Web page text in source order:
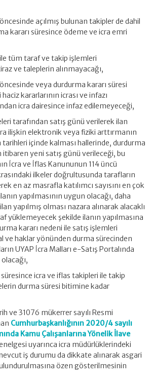
açılmış bulunan takipler de dahil
kararı süresince ödeme ve icra emri
tüm taraf ve takip işlemleri
ve taleplerin alınmayacağı,
veya durdurma kararı süresi
kararlarının icrası ve infazı
icra dairesince infaz edilemeyeceği,
tarafından satış günü verilerek ilan
ilişkin elektronik veya fiziki arttırmanın
içinde kalması hallerinde, durdurma
itibaren yeni satış günü verileceği, bu
İcra ve İflas Kanununun 114 üncü
ilkeler doğrultusunda tarafların
en az masrafla katılımcı sayısını en çok
yapılmasının uygun olacağı, daha
yapılmış olması nazara alınarak alacaklı
yüklemeyecek şekilde ilanın yapılmasına
kararı nedeni ile satış işlemleri
ve haklar yönünden durma sürecinden
UYAP İcra Malları e-Satış Portalında
icra ve iflas takipleri ile takip
durma süresi bitimine kadar
ve 31076 mükerrer sayılı Resmi
Cumhurbaşkanlığının 2020/4 sayılı
Kamu Çalışanlarına Yönelik İlave
uyarınca icra müdürlüklerindeki
iş durumu da dikkate alınarak asgari
özen gösterilmesinin